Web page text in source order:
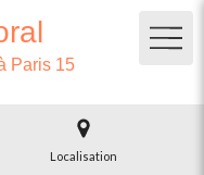
Paris 15
Localisation